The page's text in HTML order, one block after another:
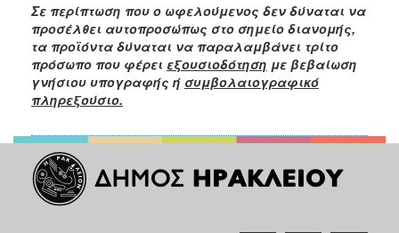
Σε περίπτωση που ο ωφελούμενος δεν δύναται να
προσέλθει αυτοπροσώπως στο σημείο διανομής,
τα προϊόντα δύναται να παραλαμβάνει τρίτο
πρόσωπο που φέρει εξουσιοδότηση με βεβαίωση
γνήσιου υπογραφής ή συμβολαιογραφικό
πληρεξούσιο.